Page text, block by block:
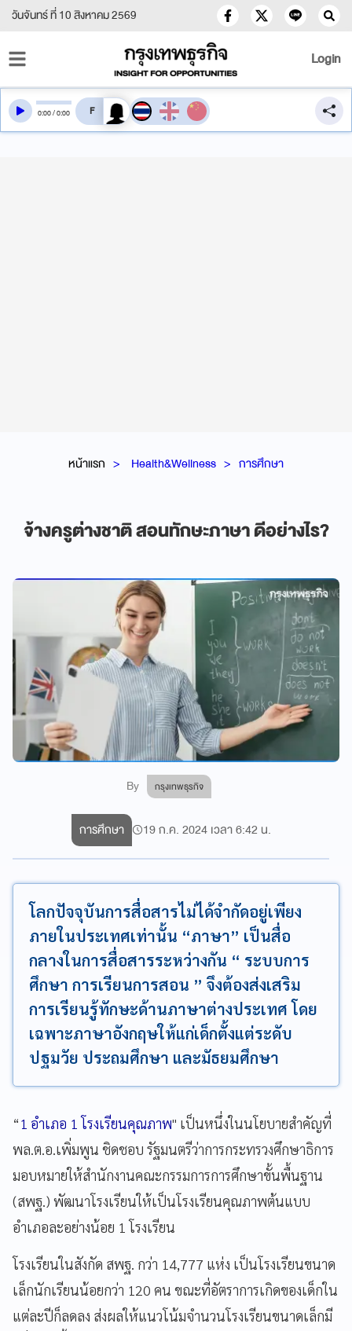
วันจันทร์ ที่ 10 สิงหาคม 2569
Login
หน้าแรก Health&Wellness การศึกษา
จ้างครูต่างชาติ สอนทักษะภาษา ดีอย่างไร?
By กรุงเทพธุรกิจ
0:00/0:00 สลับเสียงอ่าน
การศึกษา 19 ก.ค. 2024 เวลา 6:42 น.
โลกปัจจุบันการสื่อสารไม่ได้จำกัดอยู่เพียง
ภายในประเทศเท่านั้น “ภาษา” เป็นสื่อ
กลางในการสื่อสารระหว่างกัน “ ระบบการ
ศึกษา การเรียนการสอน ” จึงต้องส่งเสริม
การเรียนรู้ทักษะด้านภาษาต่างประเทศ โดย
เฉพาะภาษาอังกฤษให้แก่เด็กตั้งแต่ระดับ
ปฐมวัย ประถมศึกษา และมัธยมศึกษา
“1 อำเภอ 1 โรงเรียนคุณภาพ" เป็นหนึ่งในนโยบายสำคัญที่
พล.ต.อ.เพิ่มพูน ชิดชอบ รัฐมนตรีว่าการกระทรวงศึกษาธิการ
มอบหมายให้สำนักงานคณะกรรมการการศึกษาขั้นพื้นฐาน
(สพฐ.) พัฒนาโรงเรียนให้เป็นโรงเรียนคุณภาพต้นแบบ
อำเภอละอย่างน้อย 1 โรงเรียน
โรงเรียนในสังกัด สพฐ. กว่า 14,777 แห่ง เป็นโรงเรียนขนาด
เล็กนักเรียนน้อยกว่า 120 คน ขณะที่อัตราการเกิดของเด็กใน
แต่ละปีก็ลดลง ส่งผลให้แนวโน้มจำนวนโรงเรียนขนาดเล็กมี